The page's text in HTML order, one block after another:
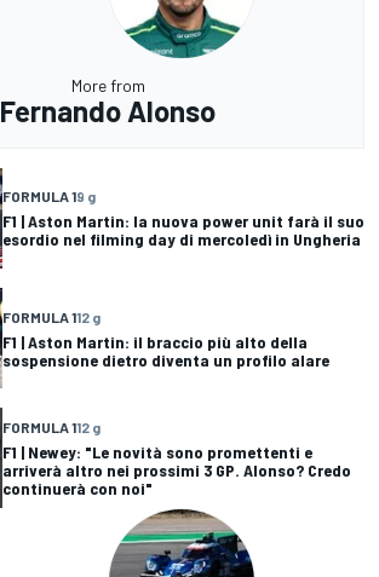
More from
Fernando Alonso
FORMULA 19 g
F1 | Aston Martin: la nuova power unit farà il suo
esordio nel filming day di mercoledì in Ungheria
FORMULA 112 g
F1 | Aston Martin: il braccio più alto della
sospensione dietro diventa un profilo alare
FORMULA 112 g
F1 | Newey: "Le novità sono promettenti e
arriverà altro nei prossimi 3 GP. Alonso? Credo
continuerà con noi"